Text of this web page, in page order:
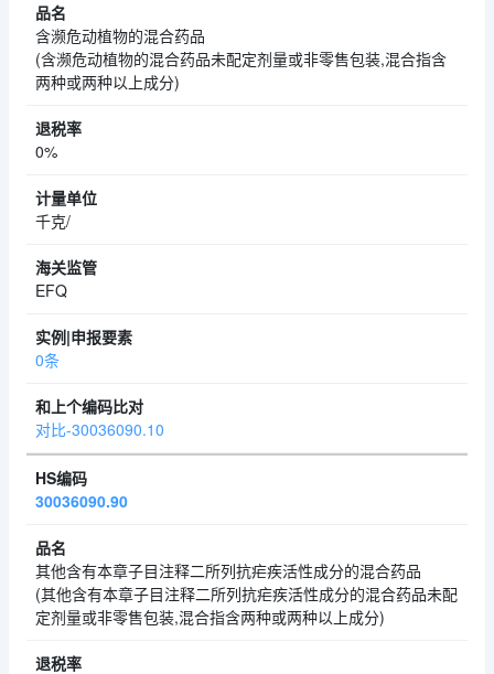
含濒危动植物的混合药品
(含濒危动植物的混合药品未配定剂量或非零售包装,混合指含
两种或两种以上成分)
0%
千克/
EFQ
0条
对比-30036090.10
30036090.90
其他含有本章子目注释二所列抗疟疾活性成分的混合药品
(其他含有本章子目注释二所列抗疟疾活性成分的混合药品未配
定剂量或非零售包装,混合指含两种或两种以上成分)